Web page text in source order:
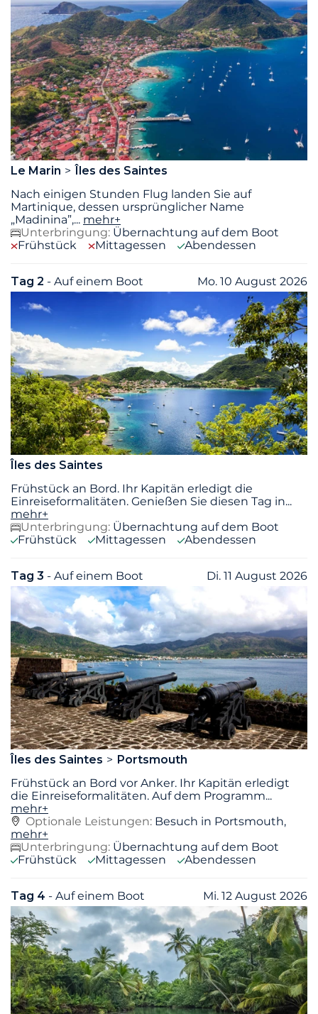
Le Marin
Îles des Saintes
Nach einigen Stunden Flug landen Sie auf
Martinique, dessen ursprünglicher Name
„Madinina”,... mehr+
Unterbringung: Übernachtung auf dem Boot
Frühstück
Mittagessen Abendessen
Tag 2 - Auf einem Boot Mo. 10 August 2026
Îles des Saintes
Frühstück an Bord. Ihr Kapitän erledigt die
Einreiseformalitäten. Genießen Sie diesen Tag in...
mehr+
Unterbringung: Übernachtung auf dem Boot
Frühstück
Mittagessen Abendessen
Tag 3 - Auf einem Boot Di. 11 August 2026
Îles des Saintes
Portsmouth
Frühstück an Bord vor Anker. Ihr Kapitän erledigt
die Einreiseformalitäten. Auf dem Programm...
mehr+
Optionale Leistungen: Besuch in Portsmouth,
mehr+
Unterbringung: Übernachtung auf dem Boot
Frühstück
Mittagessen Abendessen
Tag 4 - Auf einem Boot Mi. 12 August 2026